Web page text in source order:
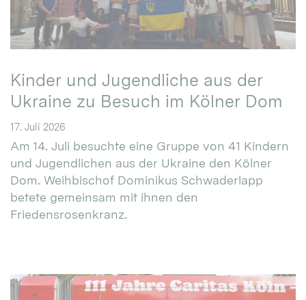
Kinder und Jugendliche aus der
Ukraine zu Besuch im Kölner Dom
17. Juli 2026
Am 14. Juli besuchte eine Gruppe von 41 Kindern
und Jugendlichen aus der Ukraine den Kölner
Dom. Weihbischof Dominikus Schwaderlapp
betete gemeinsam mit ihnen den
Friedensrosenkranz.